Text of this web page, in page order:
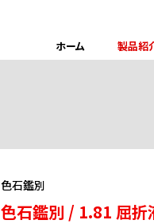
ホーム 製品紹
色石鑑別
色石鑑別 / 1.81 屈折